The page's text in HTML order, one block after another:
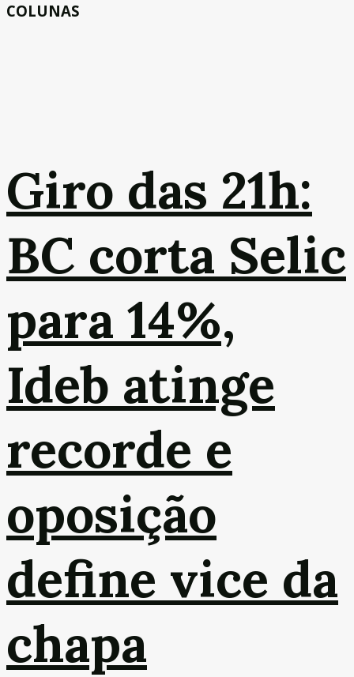
COLUNAS
Giro das 21h:
BC corta Selic
para 14%,
Ideb atinge
recorde e
oposição
define vice da
chapa